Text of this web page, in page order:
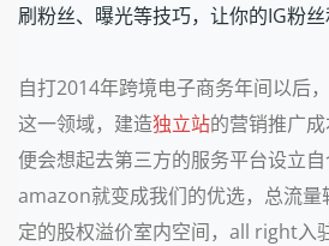
刷粉丝、曝光等技巧，让你的IG粉
自打2014年跨境电子商务年间以后
这一领域，建造独立站的营销推广
便会想起去第三方的服务平台设立
amazon就变成我们的优选，总流量
定的股权溢价室内空间，all right入